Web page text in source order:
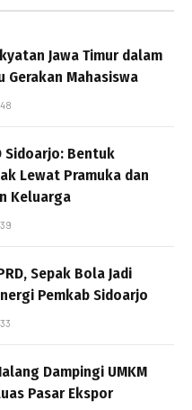
Jawa Timur dalam
Gerakan Mahasiswa
Sidoarjo: Bentuk
Lewat Pramuka dan
Keluarga
Sepak Bola Jadi
Pemkab Sidoarjo
Dampingi UMKM
Pasar Ekspor